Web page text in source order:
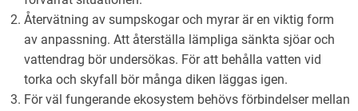
Återvätning av sumpskogar och myrar är en viktig form
av anpassning. Att återställa lämpliga sänkta sjöar och
vattendrag bör undersökas. För att behålla vatten vid
torka och skyfall bör många diken läggas igen.
För väl fungerande ekosystem behövs förbindelser mellan